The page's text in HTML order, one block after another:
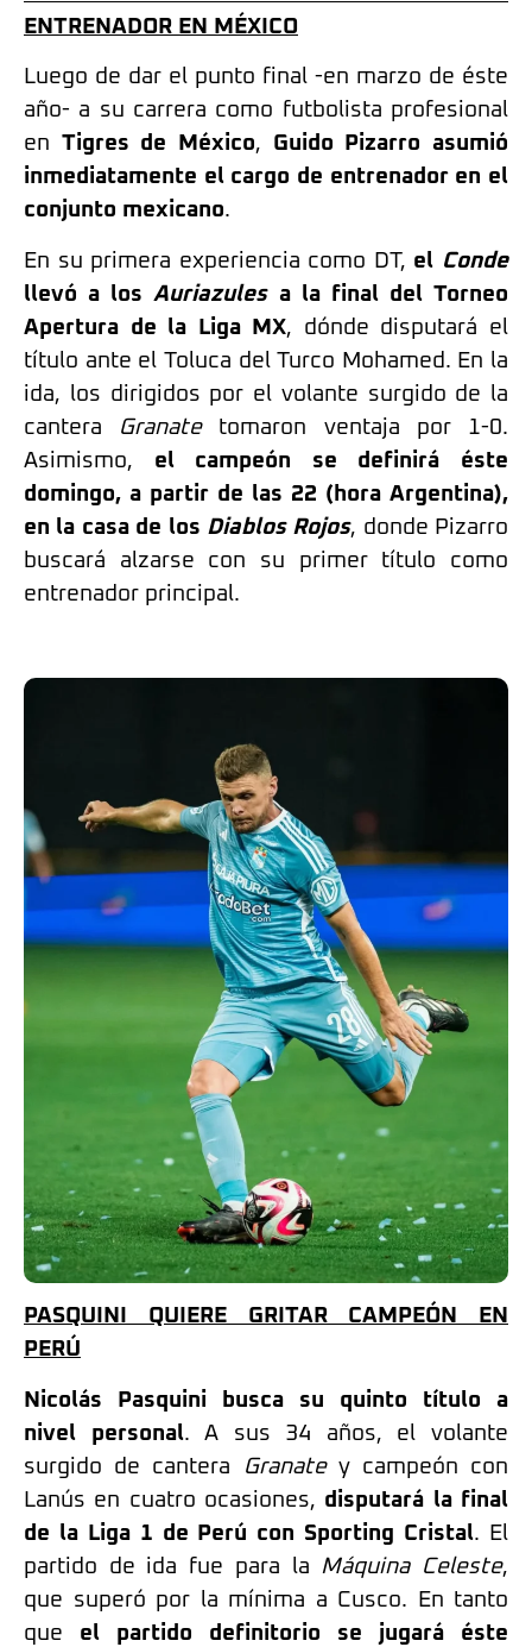
ENTRENADOR EN MÉXICO
Luego de dar el punto final -en marzo de éste
año- a su carrera como futbolista profesional
en Tigres de México, Guido Pizarro asumió
inmediatamente el cargo de entrenador en el
conjunto mexicano.
En su primera experiencia como DT, el Conde
llevó a los Auriazulesa la final del Torneo
Apertura de la Liga MX, dónde disputará el
título ante el Toluca del Turco Mohamed. En la
ida, los dirigidos por el volante surgido de la
cantera Granatetomaron ventaja por 1-0.
Asimismo, el campeón se definirá éste
domingo, a partir de las 22 (hora Argentina),
en la casa de los Diablos Rojos, donde Pizarro
buscará alzarse con su primer título como
entrenador principal.
PASQUINI QUIERE GRITAR CAMPEÓN EN
PERÚ
Nicolás Pasquini busca su quinto título a
nivel personal. A sus 34 años, el volante
surgido de cantera
Granatey campeón con
Lanús en cuatro ocasiones, disputará la final
de la Liga 1 de Perú con Sporting Cristal. El
partido de ida fue para la Máquina Celeste,
que superó por la mínima a Cusco. En tanto
que el partido definitorio
se jugará éste